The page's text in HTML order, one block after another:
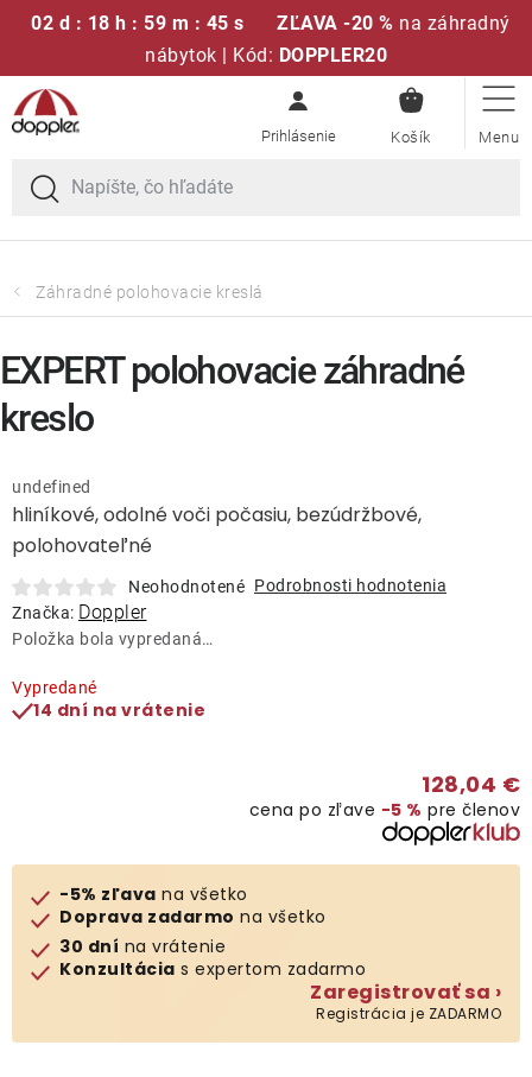
02 d : 18 h : 59 m : 45 s ZĽAVA -20 % na záhradný
nábytok | Kód: DOPPLER20
Prejsť
na
obsah
KOŠÍK
Sedacie súpravy
Slnečníky
Polstre a sedáky
Lehátka
Doplnky
Dáždniky
Predávané značky
Klub výhod
O nás
Záhradné polohovacie kreslá
hliníkové, odolné voči počasiu, bezúdržbové,
polohovateľné
undefined
Neohodnotené Podrobnosti hodnotenia
Značka: Doppler
Položka bola vypredaná…
Vypredané
14 dní na vrátenie
128,04 €
cena po zľave −5 % pre členov
-5% zľava na všetko
Doprava zadarmo na všetko
30 dní na vrátenie
Konzultácia s expertom zadarmo
Zaregistrovať sa ›
Registrácia je ZADARMO
EXPERT polohovacie záhradné
kreslo